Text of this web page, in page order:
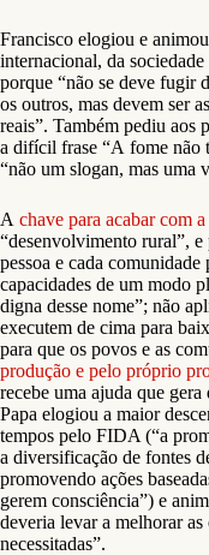
Francisco elogiou e
internacional, da
porque “não se deve fugir
os outros, mas devem ser
reais”. Também pediu aos
a difícil frase “A fome não
“não um slogan, mas uma
A chave para acabar com
“desenvolvimento rural”, e
pessoa e cada
capacidades de um modo
digna desse nome”; não
executem de cima para
para que os povos e as
produção e pelo próprio
recebe uma ajuda que
Papa elogiou a maior
tempos pelo FIDA (“a
a diversificação de fontes
promovendo ações
gerem consciência”) e
deveria levar a melhorar as
necessitadas”.